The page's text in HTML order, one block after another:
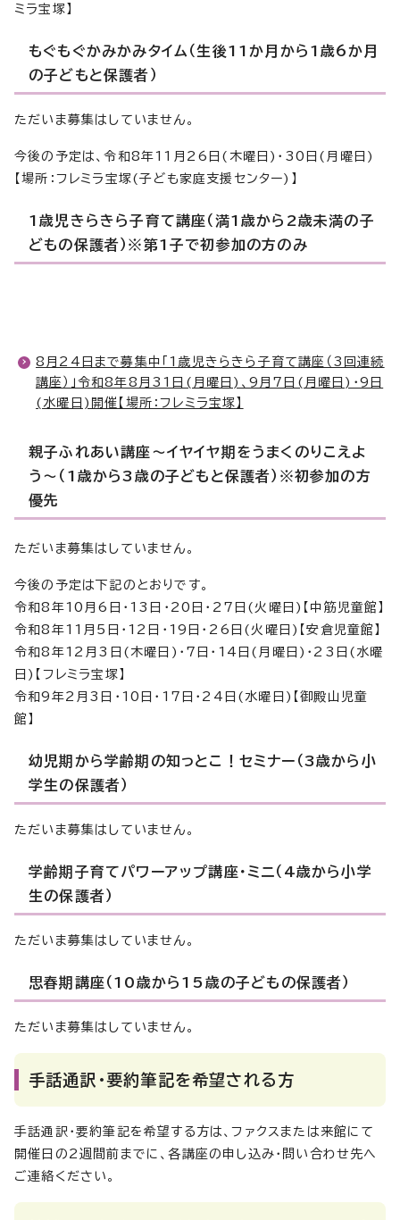
ミラ宝塚】
もぐもぐかみかみタイム（生後11か月から1歳6か月
の子どもと保護者）
ただいま募集はしていません。
今後の予定は、令和8年11月26日(木曜日)・30日(月曜日)
【場所：フレミラ宝塚(子ども家庭支援センター)】
1歳児きらきら子育て講座（満1歳から2歳未満の子
どもの保護者）※第1子で初参加の方のみ
8月24日まで募集中「1歳児きらきら子育て講座（3回連続
講座）」令和8年8月31日(月曜日)、9月7日(月曜日)・9日
(水曜日)開催【場所：フレミラ宝塚】
親子ふれあい講座～イヤイヤ期をうまくのりこえよ
う～（1歳から3歳の子どもと保護者）※初参加の方
優先
ただいま募集はしていません。
今後の予定は下記のとおりです。
令和8年10月6日・13日・20日・27日(火曜日)【中筋児童館】
令和8年11月5日・12日・19日・26日(火曜日)【安倉児童館】
令和8年12月3日(木曜日)・7日・14日(月曜日)・23日(水曜
日)【フレミラ宝塚】
令和9年2月3日・10日・17日・24日(水曜日)【御殿山児童
館】
幼児期から学齢期の知っとこ！セミナー（3歳から小
学生の保護者）
ただいま募集はしていません。
学齢期子育てパワーアップ講座・ミニ（4歳から小学
生の保護者）
ただいま募集はしていません。
思春期講座（10歳から15歳の子どもの保護者）
ただいま募集はしていません。
手話通訳・要約筆記を希望される方
手話通訳・要約筆記を希望する方は、ファクスまたは来館にて
開催日の2週間前までに、各講座の申し込み・問い合わせ先へ
ご連絡ください。